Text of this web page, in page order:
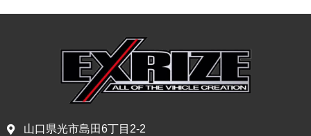
山口県光市島田6丁目2-2